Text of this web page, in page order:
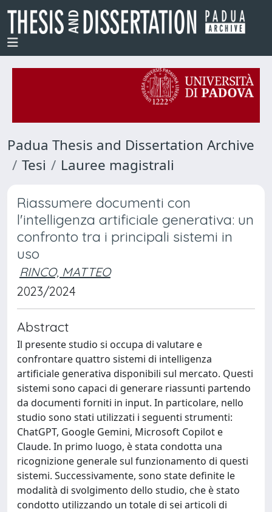
Padua Thesis and Dissertation Archive
Tesi
Lauree magistrali
Riassumere documenti con
l'intelligenza artificiale generativa: un
confronto tra i principali sistemi in
uso
RINCO, MATTEO
2023/2024
Abstract
Il presente studio si occupa di valutare e
confrontare quattro sistemi di intelligenza
artificiale generativa disponibili sul mercato. Questi
sistemi sono capaci di generare riassunti partendo
da documenti forniti in input. In particolare, nello
studio sono stati utilizzati i seguenti strumenti:
ChatGPT, Google Gemini, Microsoft Copilot e
Claude. In primo luogo, è stata condotta una
ricognizione generale sul funzionamento di questi
sistemi. Successivamente, sono state definite le
modalità di svolgimento dello studio, che è stato
condotto utilizzando un totale di sei articoli di